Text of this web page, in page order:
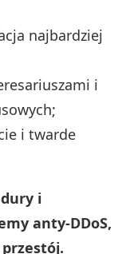
najbardziej
i
i twarde
i
anty‑DDoS,